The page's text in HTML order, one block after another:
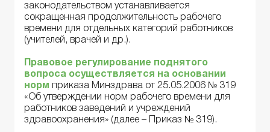
законодательством устанавливается
сокращенная продолжительность рабочего
времени для отдельных категорий работников
(учителей, врачей и др.).
Правовое регулирование поднятого
вопроса осуществляется на основании
норм
приказа Минздрава от 25.05.2006 № 319
«Об утверждении норм рабочего времени для
работников заведений и учреждений
здравоохранения» (далее – Приказ № 319).